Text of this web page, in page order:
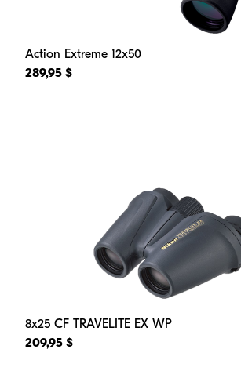
Action Extreme 12x50
289,95 $
8x25 CF TRAVELITE EX WP
209,95 $